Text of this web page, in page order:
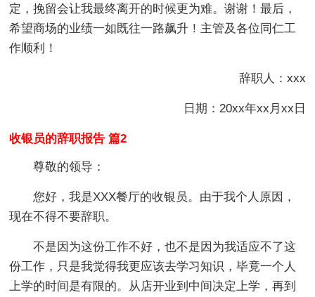
定，挽留会让我最终离开的时候更为难。谢谢！最后，
希望商场的业绩一如既往一路飙升！主管及各位同仁工
作顺利！
辞职人：xxx
日期：20xx年xx月xx日
收银员的辞职报告 篇2
尊敬的领导：
您好，我是XXX餐厅的收银员。由于我个人原因，
现在不得不要辞职。
不是因为这份工作不好，也不是因为我适应不了这
份工作，只是我觉得我更应该去学习知识，毕竟一个人
上学的时间是有限的。从店开业到中间决定上学，再到